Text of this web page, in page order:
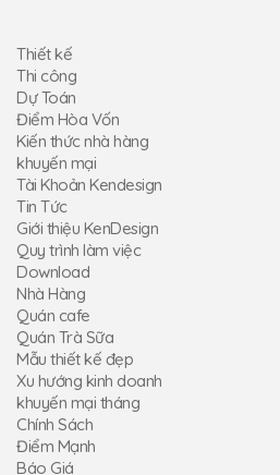
Thiết kế
Thi công
Dự Toán
Điểm Hòa Vốn
Kiến thức nhà hàng
khuyến mại
Tài Khoản Kendesign
Tin Tức
Giới thiệu KenDesign
Quy trình làm việc
Download
Nhà Hàng
Quán cafe
Quán Trà Sữa
Mẫu thiết kế đẹp
Xu hướng kinh doanh
khuyến mại tháng
Chính Sách
Điểm Mạnh
Báo Giá